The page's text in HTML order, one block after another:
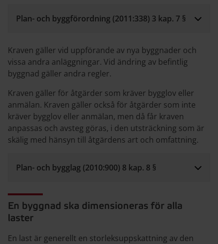
Plan- och byggförordning (2011:338) 3 kap. 7 §
Kraven gäller vid uppförande av nya byggnader och
vissa andra anläggningar. Vid ändring av befintlig
byggnad gäller andra regler.
Kraven gäller för åtgärder som kräver bygglov eller
anmälan. Kraven gäller också för åtgärder som inte
kräver bygglov eller anmälan, men då får kraven
anpassas och avsteg göras, i den utsträckning som är
skälig med hänsyn till åtgärdens art och omfattning.
Plan- och bygglag (2010:900) 8 kap. 8 §
En byggnad ska dimensioneras för alla
laster
En last är generellt en storleksuppskattning av den